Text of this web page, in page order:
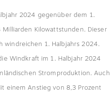
2024 gegenüber dem 1.
Kilowattstunden. Dieser
windreichen 1. Halbjahrs 2024.
Windkraft im 1. Halbjahr 2024
Stromproduktion. Auch
einem Anstieg von 8,3 Prozent